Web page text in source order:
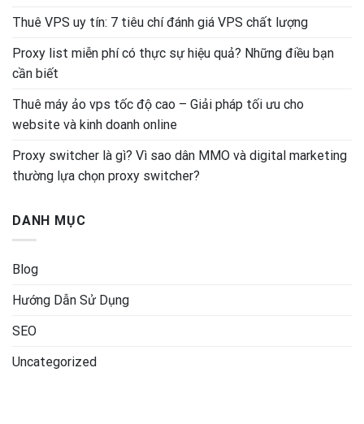
Thuê VPS uy tín: 7 tiêu chí đánh giá VPS chất lượng
Proxy list miễn phí có thực sự hiệu quả? Những điều bạn
cần biết
Thuê máy ảo vps tốc độ cao – Giải pháp tối ưu cho
website và kinh doanh online
Proxy switcher là gì? Vì sao dân MMO và digital marketing
thường lựa chọn proxy switcher?
DANH MỤC
Blog
Hướng Dẫn Sử Dụng
SEO
Uncategorized